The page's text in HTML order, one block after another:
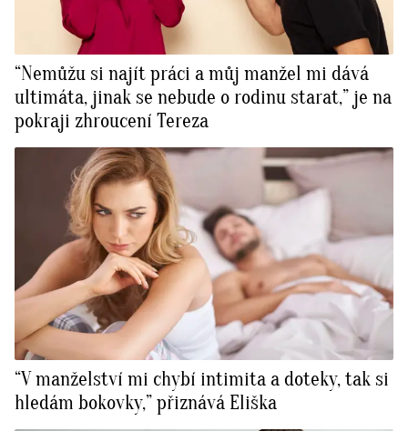
“Nemůžu si najít práci a můj manžel mi dává
ultimáta, jinak se nebude o rodinu starat,” je na
pokraji zhroucení Tereza
“V manželství mi chybí intimita a doteky, tak si
hledám bokovky,” přiznává Eliška